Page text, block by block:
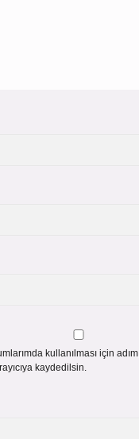
kullanılması için
kaydedilsin.